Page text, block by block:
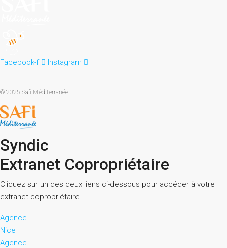
Facebook-f Instagram
© 2026 Safi Méditerranée
Syndic
Extranet Copropriétaire
Cliquez sur un des deux liens ci-dessous pour accéder à votre
extranet copropriétaire.
Agence
Nice
Agence